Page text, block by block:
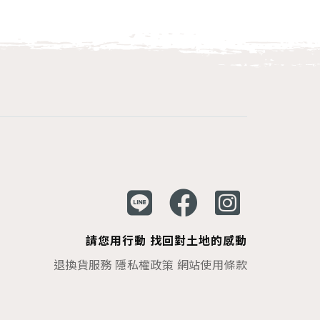
請您用行動 找回對土地的感動
退換貨服務 隱私權政策 網站使用條款